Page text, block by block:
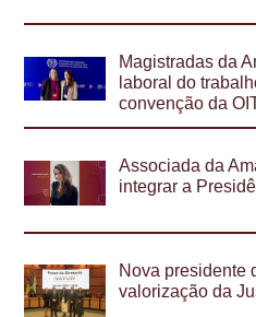
Magistradas da
laboral do
convenção da
Associada da
integrar a
Nova presidente
valorização da